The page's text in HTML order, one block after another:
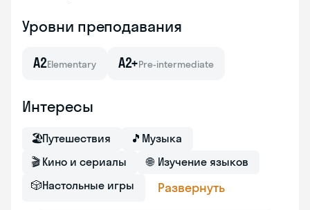
Уровни преподавания
A2Elementary A2+Pre-intermediate
Интересы
🏖Путешествия 🎵 Музыка
🎬 Кино и сериалы 🌐 Изучение языков
🎲Настольные игры Развернуть